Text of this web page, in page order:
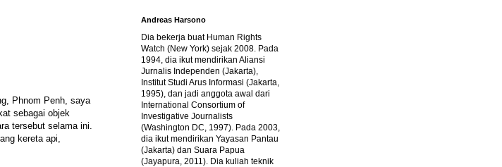
Phnom Penh, saya
sebagai objek
tersebut selama ini.
kereta api,
Andreas Harsono
Dia bekerja buat Human Rights
Watch (New York) sejak 2008. Pada
1994, dia ikut mendirikan Aliansi
Jurnalis Independen (Jakarta),
Institut Studi Arus Informasi (Jakarta,
1995), dan jadi anggota awal dari
International Consortium of
Investigative Journalists
(Washington DC, 1997). Pada 2003,
dia ikut mendirikan Yayasan Pantau
(Jakarta) dan Suara Papua
(Jayapura, 2011). Dia kuliah teknik